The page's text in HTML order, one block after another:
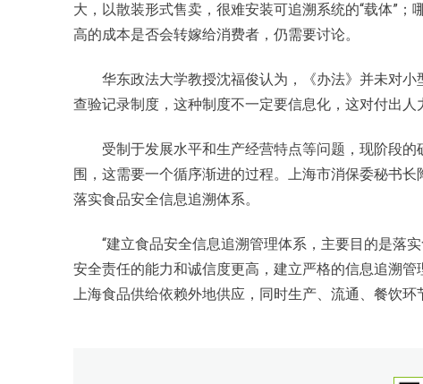
大，以散装形式售卖，很难安装可追溯系统的“载体”
高的成本是否会转嫁给消费者，仍需要讨论。
华东政法大学教授沈福俊认为，《办法》并未对小
查验记录制度，这种制度不一定要信息化，这对付出
受制于发展水平和生产经营特点等问题，现阶段的
围，这需要一个循序渐进的过程。上海市消保委秘书长
落实食品安全信息追溯体系。
“建立食品安全信息追溯管理体系，主要目的是落实
安全责任的能力和诚信度更高，建立严格的信息追溯
上海食品供给依赖外地供应，同时生产、流通、餐饮环